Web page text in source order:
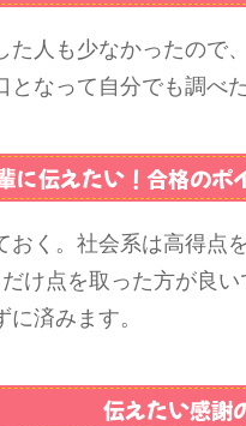
た人も少なかったので
となって自分でも調べ
に伝えたい！ 合格のポ
おく。社会系は高得点
け点を取った方が良
済みます。
伝えたい感謝